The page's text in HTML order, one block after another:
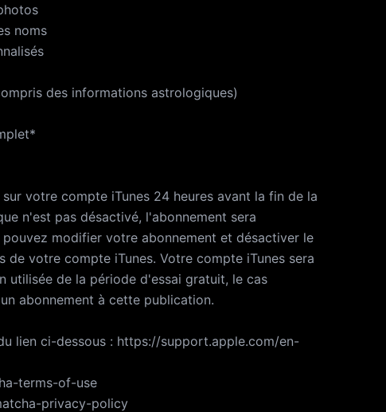
noms
des informations astrologiques)
votre compte iTunes 24 heures avant la fin de la
n'est pas désactivé, l'abonnement sera
modifier votre abonnement et désactiver le
votre compte iTunes. Votre compte iTunes sera
utilisée de la période d'essai gratuit, le cas
abonnement à cette publication.
lien ci-dessous : https://support.apple.com/en-
terms-of-use
privacy-policy